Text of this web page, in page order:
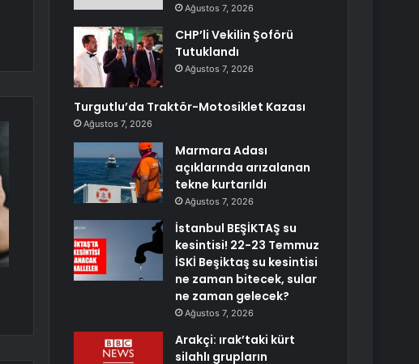
Ağustos 7, 2026
CHP’li Vekilin Şoförü
Tutuklandı
Ağustos 7, 2026
Turgutlu’da Traktör-Motosiklet Kazası
Ağustos 7, 2026
Marmara Adası
açıklarında arızalanan
tekne kurtarıldı
Ağustos 7, 2026
İstanbul BEŞİKTAŞ su
kesintisi! 22-23 Temmuz
İSKİ Beşiktaş su kesintisi
ne zaman bitecek, sular
ne zaman gelecek?
Ağustos 7, 2026
Arakçi: ırak’taki kürt
silahlı grupların